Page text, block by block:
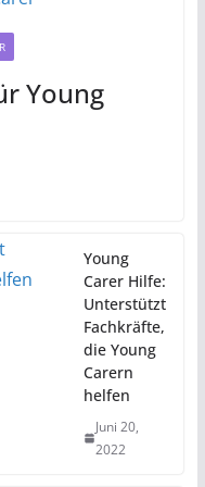
Young
Young
Carer Hilfe:
Unterstützt
Fachkräfte,
die Young
Carern
helfen
Juni 20,
2022